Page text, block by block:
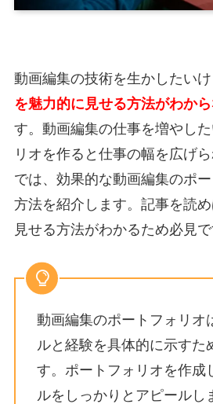
動画編集の技術を生かしたいけ
を魅力的に見せる方法がわか
す。動画編集の仕事を増やし
リオを作ると仕事の幅を広げ
では、 効果的な動画編集のポ
方法を紹介します。 記事を読
見せる方法がわかるため必見で
動画編集のポートフォリオ
ルと経験を具体的に示すた
す。ポートフォリオを作成
ルをしっかりとアピールし